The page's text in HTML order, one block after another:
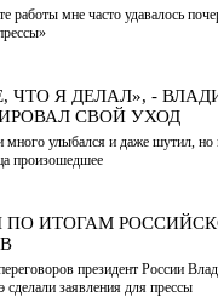
мне часто удавалось
ЧТО Я ДЕЛАЛ», -
СВОЙ УХОД
много улыбался и даже шутил, но
произошедшее
ПО ИТОГАМ
президент России
заявления для прессы